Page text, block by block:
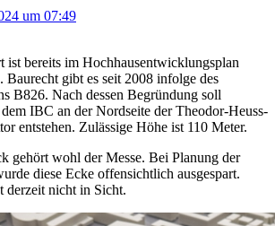
um 07:49
ist bereits im Hochhausentwicklungsplan
Baurecht gibt es seit 2008 infolge des
B826. Nach dessen Begründung soll
IBC an der Nordseite der Theodor-Heuss-
entstehen. Zulässige Höhe ist 110 Meter.
gehört wohl der Messe. Bei Planung der
diese Ecke offensichtlich ausgespart.
derzeit nicht in Sicht.